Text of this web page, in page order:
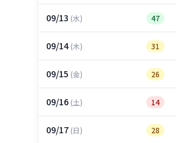
09/13 (水) 47
09/14(木) 31
09/15 (金) 26
09/16(土) 14
09/17(日) 28